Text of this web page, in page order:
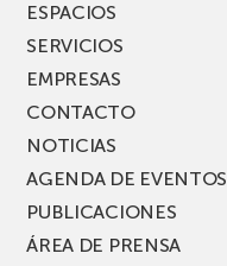
ESPACIOS
SERVICIOS
EMPRESAS
CONTACTO
NOTICIAS
AGENDA DE EVENTOS
PUBLICACIONES
ÁREA DE PRENSA